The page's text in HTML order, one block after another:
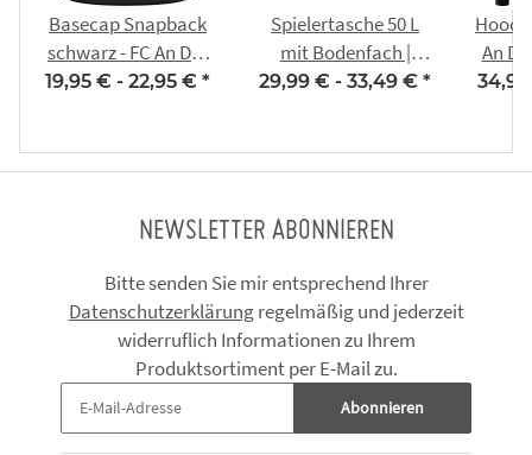
Basecap Snapback
schwarz - FC An Der
Fahner Höhe
19,95 € - 22,95 € *
Spielertasche 50 L
mit Bodenfach |
ESSENTIAL - FC An
29,99 € - 33,49 € *
An
NEWSLETTER ABONNIEREN
Bitte senden Sie mir entsprechend Ihrer
Datenschutzerklärungregelmäßig und jederzeit
widerruflich Informationen zu Ihrem
Produktsortiment per E-Mail zu.
Abonnieren